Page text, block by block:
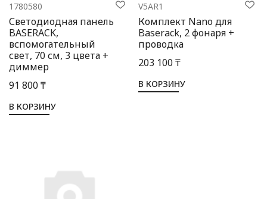
1780580
Светодиодная панель
BASERACK,
вспомогательный
свет, 70 см, 3 цвета +
диммер
91 800 ₸
В КОРЗИНУ
V5AR1
Комплект Nano для
Baserack, 2 фонаря +
проводка
203 100 ₸
В КОРЗИНУ